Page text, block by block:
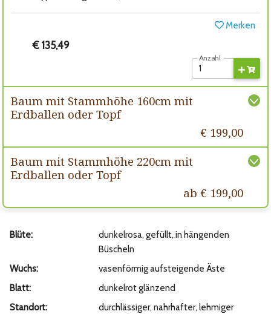
Merken
€ 135,49
Anzahl
Baum mit Stammhöhe 160cm mit
Erdballen oder Topf
€ 199,00
Baum mit Stammhöhe 220cm mit
Erdballen oder Topf
ab € 199,00
Blüte:
dunkelrosa, gefüllt, in hängenden
Büscheln
Wuchs:
vasenförmig aufsteigende Äste
Blatt:
dunkelrot glänzend
Standort:
durchlässiger, nahrhafter, lehmiger